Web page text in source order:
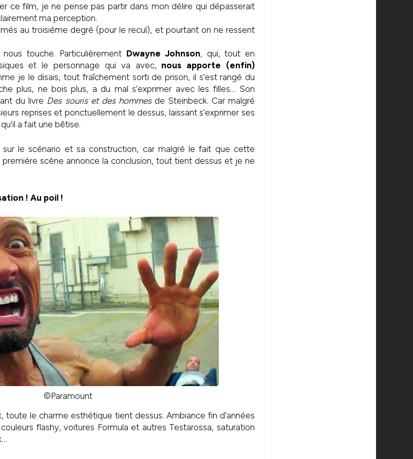
ce film, je ne pense pas partir dans mon délire qui dépasserait
ma perception.
au troisième degré (pour le recul), et pourtant on ne ressent
touche. Particulièrement Dwayne Johnson, qui, tout en
et le personnage qui va avec, nous apporte (enfin)
je le disais, tout fraîchement sorti de prison, il s’est rangé du
plus, ne bois plus, a du mal s’exprimer avec les filles… Son
du livre Des souris et des hommes de Steinbeck. Car malgré
reprises et ponctuellement le dessus, laissant s’exprimer ses
a fait une bêtise.
le scénario et sa construction, car malgré le fait que cette
scène annonce la conclusion, tout tient dessus et je ne
! Au poil !
©Paramount
toute le charme esthétique tient dessus. Ambiance fin d’années
flashy, voitures Formula et autres Testarossa, saturation